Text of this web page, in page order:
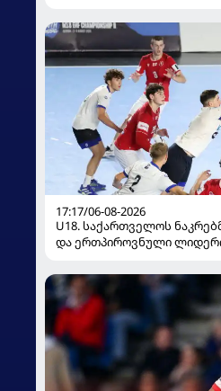
17:17/06-08-2026
U18. საქართველოს
და ერთპიროვნული